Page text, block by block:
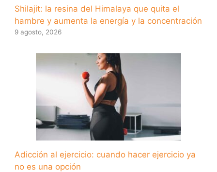
Shilajit: la resina del Himalaya que quita el
hambre y aumenta la energía y la concentración
9 agosto, 2026
Adicción al ejercicio: cuando hacer ejercicio ya
no es una opción